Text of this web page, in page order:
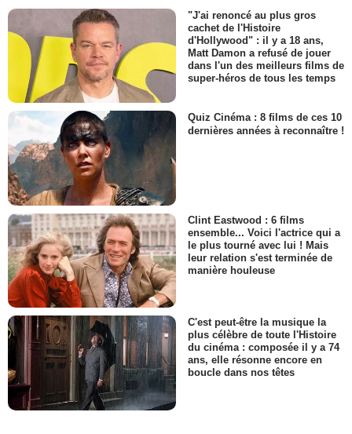
"J'ai renoncé au plus gros
cachet de l'Histoire
d'Hollywood" : il y a 18 ans,
Matt Damon a refusé de jouer
dans l'un des meilleurs films de
super-héros de tous les temps
Quiz Cinéma : 8 films de ces 10
dernières années à reconnaître !
Clint Eastwood : 6 films
ensemble... Voici l'actrice qui a
le plus tourné avec lui ! Mais
leur relation s'est terminée de
manière houleuse
C'est peut-être la musique la
plus célèbre de toute l'Histoire
du cinéma : composée il y a 74
ans, elle résonne encore en
boucle dans nos têtes